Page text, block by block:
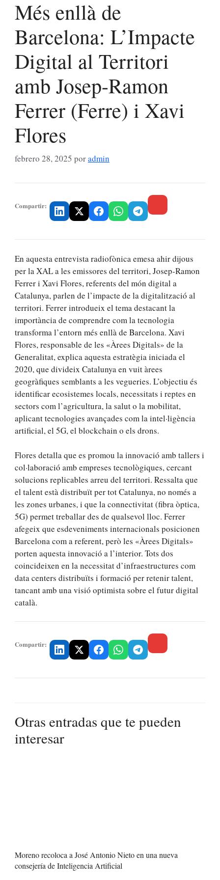
Més enllà de
Barcelona: L’Impacte
Digital al Territori
amb Josep-Ramon
Ferrer (Ferre) i Xavi
Flores
febrero 28, 2025 poradmin
Compartir:
En aquesta entrevista radiofònica emesa ahir dijous
per la XAL a les emissores del territori, Josep-Ramon
Ferrer i Xavi Flores, referents del món digital a
Catalunya, parlen de l’impacte de la digitalització al
territori. Ferrer introdueix el tema destacant la
importància de comprendre com la tecnologia
transforma l’entorn més enllà de Barcelona. Xavi
Flores, responsable de les «Àrees Digitals» de la
Generalitat, explica aquesta estratègia iniciada el
2020, que divideix Catalunya en vuit àrees
geogràfiques semblants a les vegueries. L’objectiu és
identificar ecosistemes locals, necessitats i reptes en
sectors com l’agricultura, la salut o la mobilitat,
aplicant tecnologies avançades com la intel·ligència
artificial, el 5G, el blockchain o els drons.
Flores detalla que es promou la innovació amb tallers i
col·laboració amb empreses tecnològiques, cercant
solucions replicables arreu del territori. Ressalta que
el talent està distribuït per tot Catalunya, no només a
les zones urbanes, i que la connectivitat (fibra òptica,
5G) permet treballar des de qualsevol lloc. Ferrer
afegeix que esdeveniments internacionals posicionen
Barcelona com a referent, però les «Àrees Digitals»
porten aquesta innovació a l’interior. Tots dos
coincideixen en la necessitat d’infraestructures com
data centers distribuïts i formació per retenir talent,
tancant amb una visió optimista sobre el futur digital
català.
Compartir:
Otras entradas que te pueden
interesar
Moreno recoloca a José Antonio Nieto en una nueva
consejería de Inteligencia Artificial